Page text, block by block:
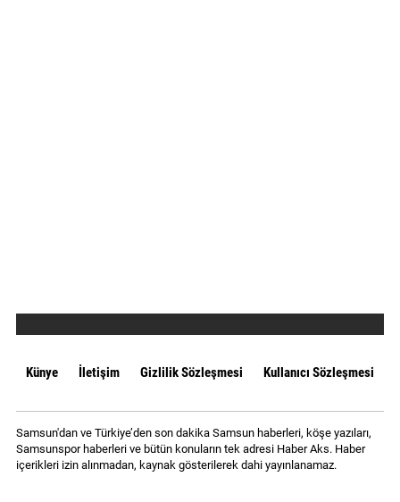
Künye İletişim Gizlilik Sözleşmesi Kullanıcı Sözleşmesi
Samsun'dan ve Türkiye’den son dakika Samsun haberleri, köşe yazıları,
Samsunspor haberleri ve bütün konuların tek adresi Haber Aks. Haber
içerikleri izin alınmadan, kaynak gösterilerek dahi yayınlanamaz.